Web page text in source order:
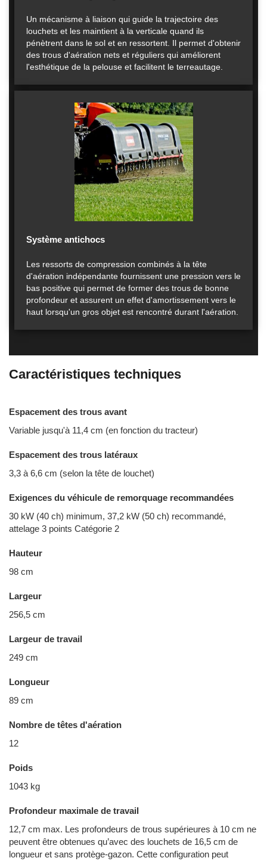
Un mécanisme à liaison qui guide la trajectoire des
louchets et les maintient à la verticale quand ils
pénètrent dans le sol et en ressortent. Il permet d'obtenir
des trous d'aération nets et réguliers qui améliorent
l'esthétique de la pelouse et facilitent le terreautage.
Système antichocs
Les ressorts de compression combinés à la tête
d'aération indépendante fournissent une pression vers le
bas positive qui permet de former des trous de bonne
profondeur et assurent un effet d'amortissement vers le
haut lorsqu'un gros objet est rencontré durant l'aération.
Caractéristiques techniques
Espacement des trous avant
Variable jusqu'à 11,4 cm (en fonction du tracteur)
Espacement des trous latéraux
3,3 à 6,6 cm (selon la tête de louchet)
Exigences du véhicule de remorquage recommandées
30 kW (40 ch) minimum, 37,2 kW (50 ch) recommandé,
attelage 3 points Catégorie 2
Hauteur
98 cm
Largeur
256,5 cm
Largeur de travail
249 cm
Longueur
89 cm
Nombre de têtes d'aération
12
Poids
1043 kg
Profondeur maximale de travail
12,7 cm max. Les profondeurs de trous supérieures à 10 cm ne
peuvent être obtenues qu’avec des louchets de 16,5 cm de
longueur et sans protège-gazon. Cette configuration peut